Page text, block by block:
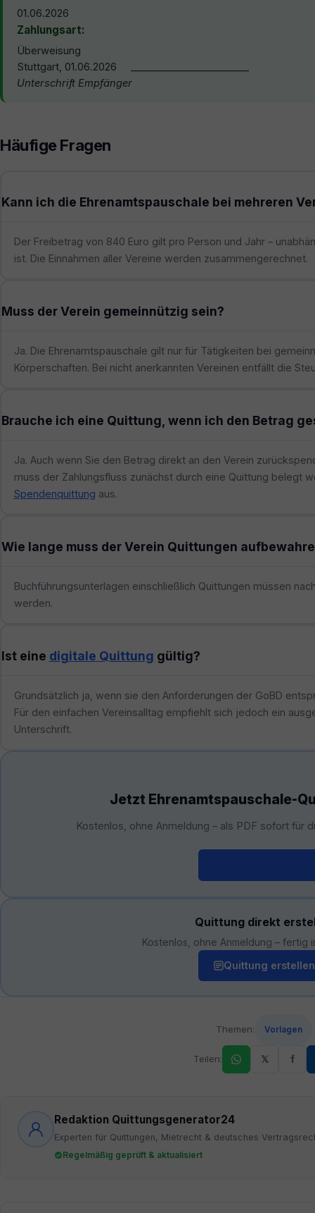
01.06.2026
Zahlungsart:
Überweisung
Stuttgart, 01.06.2026 ________________________
Unterschrift Empfänger
Häufige Fragen
Kann ich die Ehrenamtspauschale bei mehreren
Der Freibetrag von 840 Euro gilt pro Person und Jahr –
ist. Die Einnahmen aller Vereine werden zusammengerechnet.
Muss der Verein gemeinnützig sein?
Ja. Die Ehrenamtspauschale gilt nur für Tätigkeiten bei
Körperschaften. Bei nicht anerkannten Vereinen entfällt die
Brauche ich eine Quittung, wenn ich den Betrag
Ja. Auch wenn Sie den Betrag direkt an den Verein
muss der Zahlungsfluss zunächst durch eine Quittung belegt
Spendenquittung aus.
Wie lange muss der Verein Quittungen
Buchführungsunterlagen einschließlich Quittungen müssen
werden.
Ist eine digitale Quittung gültig?
Grundsätzlich ja, wenn sie den Anforderungen der GoBD
Für den einfachen Vereinsalltag empfiehlt sich jedoch ein
Unterschrift.
Jetzt Ehrenamtspauschale-
Kostenlos, ohne Anmeldung – als PDF sofort für
Quittung direkt
Kostenlos, ohne Anmeldung – fertig
Quittung erstellen
Themen: Vorlagen
Teilen: 𝕏 f
Redaktion Quittungsgenerator24
Experten für Quittungen, Mietrecht & deutsches
Regelmäßig geprüft & aktualisiert